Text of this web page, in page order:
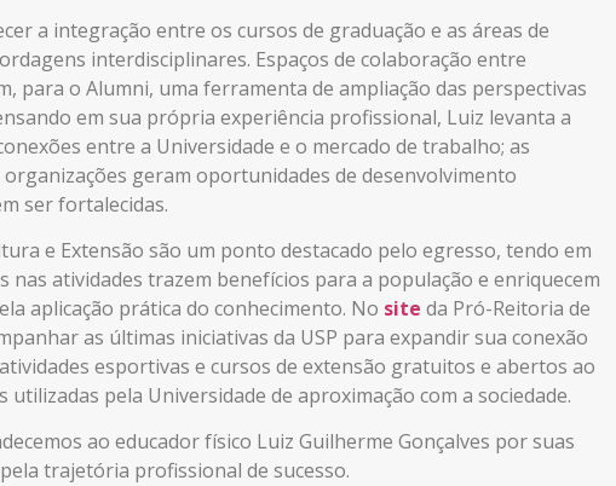
a integração entre os cursos de graduação e as áreas de
interdisciplinares. Espaços de colaboração entre
para o Alumni, uma ferramenta de ampliação das perspectivas
em sua própria experiência profissional, Luiz levanta a
entre a Universidade e o mercado de trabalho; as
geram oportunidades de desenvolvimento
ser fortalecidas.
e Extensão são um ponto destacado pelo egresso, tendo em
nas atividades trazem benefícios para a população e enriquecem
aplicação prática do conhecimento. No site da Pró-Reitoria de
as últimas iniciativas da USP para expandir sua conexão
esportivas e cursos de extensão gratuitos e abertos ao
utilizadas pela Universidade de aproximação com a sociedade.
ao educador físico Luiz Guilherme Gonçalves por suas
trajetória profissional de sucesso.